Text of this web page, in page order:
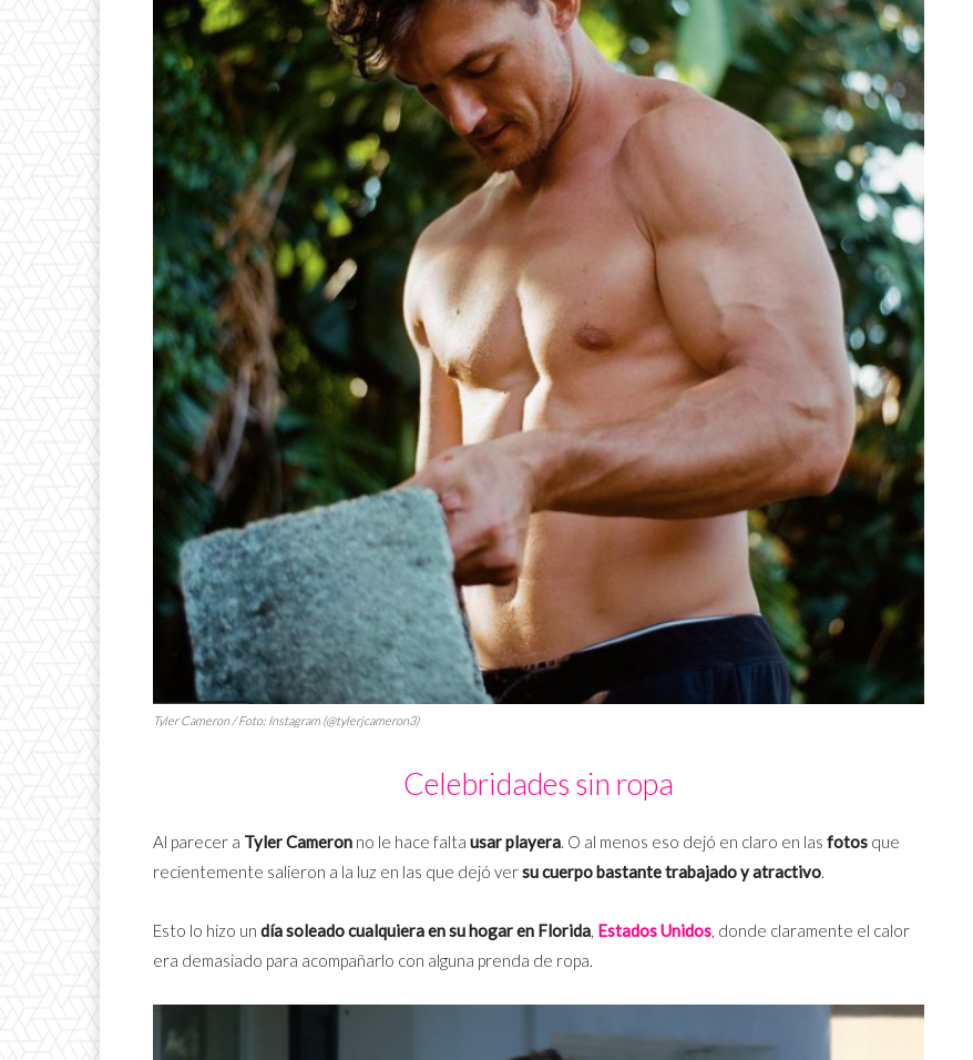
Tyler Cameron / Foto: Instagram (@tylerjcameron3)
Celebridades sin ropa
Al parecer a Tyler Cameron no le hace falta usar playera. O al menos eso dejó en claro en las fotos que
recientemente salieron a la luz en las que dejó versu cuerpo bastante trabajado y atractivo.
Esto lo hizo un día soleado cualquiera en su hogar en Florida, Estados Unidos, donde claramente el calor
era demasiado para acompañarlo con alguna prenda de ropa.